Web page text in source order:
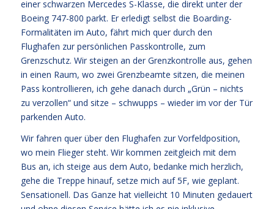
einer schwarzen Mercedes S-Klasse, die direkt unter der
Boeing 747-800 parkt. Er erledigt selbst die Boarding-
Formalitäten im Auto, fährt mich quer durch den
Flughafen zur persönlichen Passkontrolle, zum
Grenzschutz. Wir steigen an der Grenzkontrolle aus, gehen
in einen Raum, wo zwei Grenzbeamte sitzen, die meinen
Pass kontrollieren, ich gehe danach durch „Grün – nichts
zu verzollen“ und sitze – schwupps – wieder im vor der Tür
parkenden Auto.
Wir fahren quer über den Flughafen zur Vorfeldposition,
wo mein Flieger steht. Wir kommen zeitgleich mit dem
Bus an, ich steige aus dem Auto, bedanke mich herzlich,
gehe die Treppe hinauf, setze mich auf 5F, wie geplant.
Sensationell. Das Ganze hat vielleicht 10 Minuten gedauert